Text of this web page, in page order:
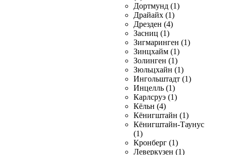
Дортмунд (1)
Драйайх (1)
Дрезден (4)
Засниц (1)
Зигмаринген (1)
Зинцхайм (1)
Золинген (1)
Зюльцхайн (1)
Ингольштадт (1)
Инцелль (1)
Карлсруэ (1)
Кёльн (4)
Кёнигштайн (1)
Кёнигштайн-Таунус
(1)
Кронберг (1)
Леверкузен (1)